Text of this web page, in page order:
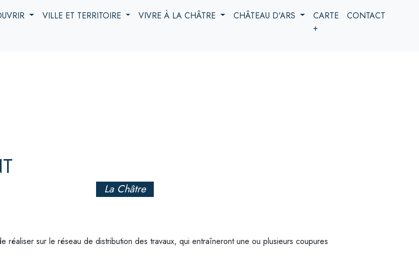
VILLE ET TERRITOIRE VIVRE À LA CHÂTRE CHÂTEAU D'ARS
CARTE
+
CONTACT
La Châtre
réaliser sur le réseau de distribution des travaux, qui entraîneront une ou plusieurs coupures